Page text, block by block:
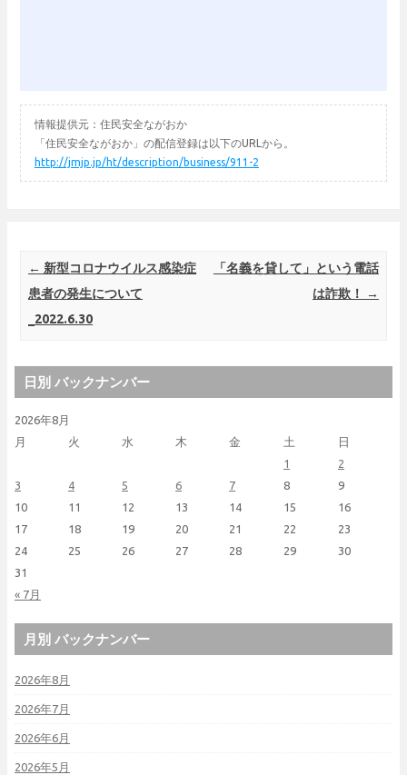
情報提供元：住民安全ながおか
「住民安全ながおか」の配信登録は以下のURLから。
http://jmjp.jp/ht/description/business/911-2
Post navigation
← 新型コロナウイルス感染症
患者の発生について
_2022.6.30
「名義を貸して」という電話
は詐欺！
→
日別 バックナンバー
2026年8月
月
火 水 木 金 土 日
« 7月
1
2
3
4 5 6 7 8
9
10
11 12 13 14 15
16
17
18 19 20 21 22
23
24
25 26 27 28 29
30
31
月別 バックナンバー
2026年8月
2026年7月
2026年6月
2026年5月